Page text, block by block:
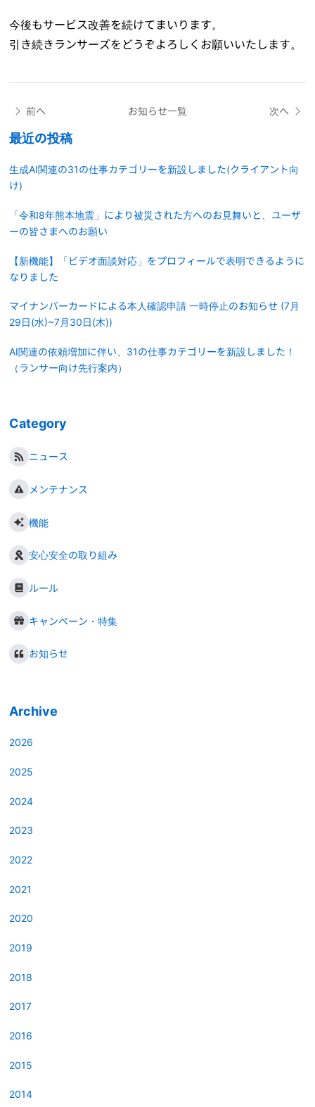
今後もサービス改善を続けてまいります。
引き続きランサーズをどうぞよろしくお願いいたします。
前へ お知らせ一覧 次へ
最近の投稿
生成AI関連の31の仕事カテゴリーを新設しました(クライアント向
け)
「令和8年熊本地震」により被災された方へのお見舞いと、ユーザ
ーの皆さまへのお願い
【新機能】「ビデオ面談対応」をプロフィールで表明できるように
なりました
マイナンバーカードによる本人確認申請 一時停止のお知らせ (7月
29日(水)~7月30日(木))
AI関連の依頼増加に伴い、31の仕事カテゴリーを新設しました！
（ランサー向け先行案内）
Category
ニュース
メンテナンス
機能
安心安全の取り組み
ルール
キャンペーン・特集
お知らせ
Archive
2026
2025
2024
2023
2022
2021
2020
2019
2018
2017
2016
2015
2014